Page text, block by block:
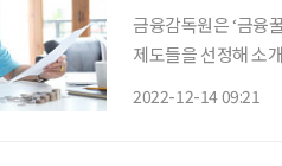
금융감독원은 ‘금융
제도들을 선정해 소
2022-12-14 09:21